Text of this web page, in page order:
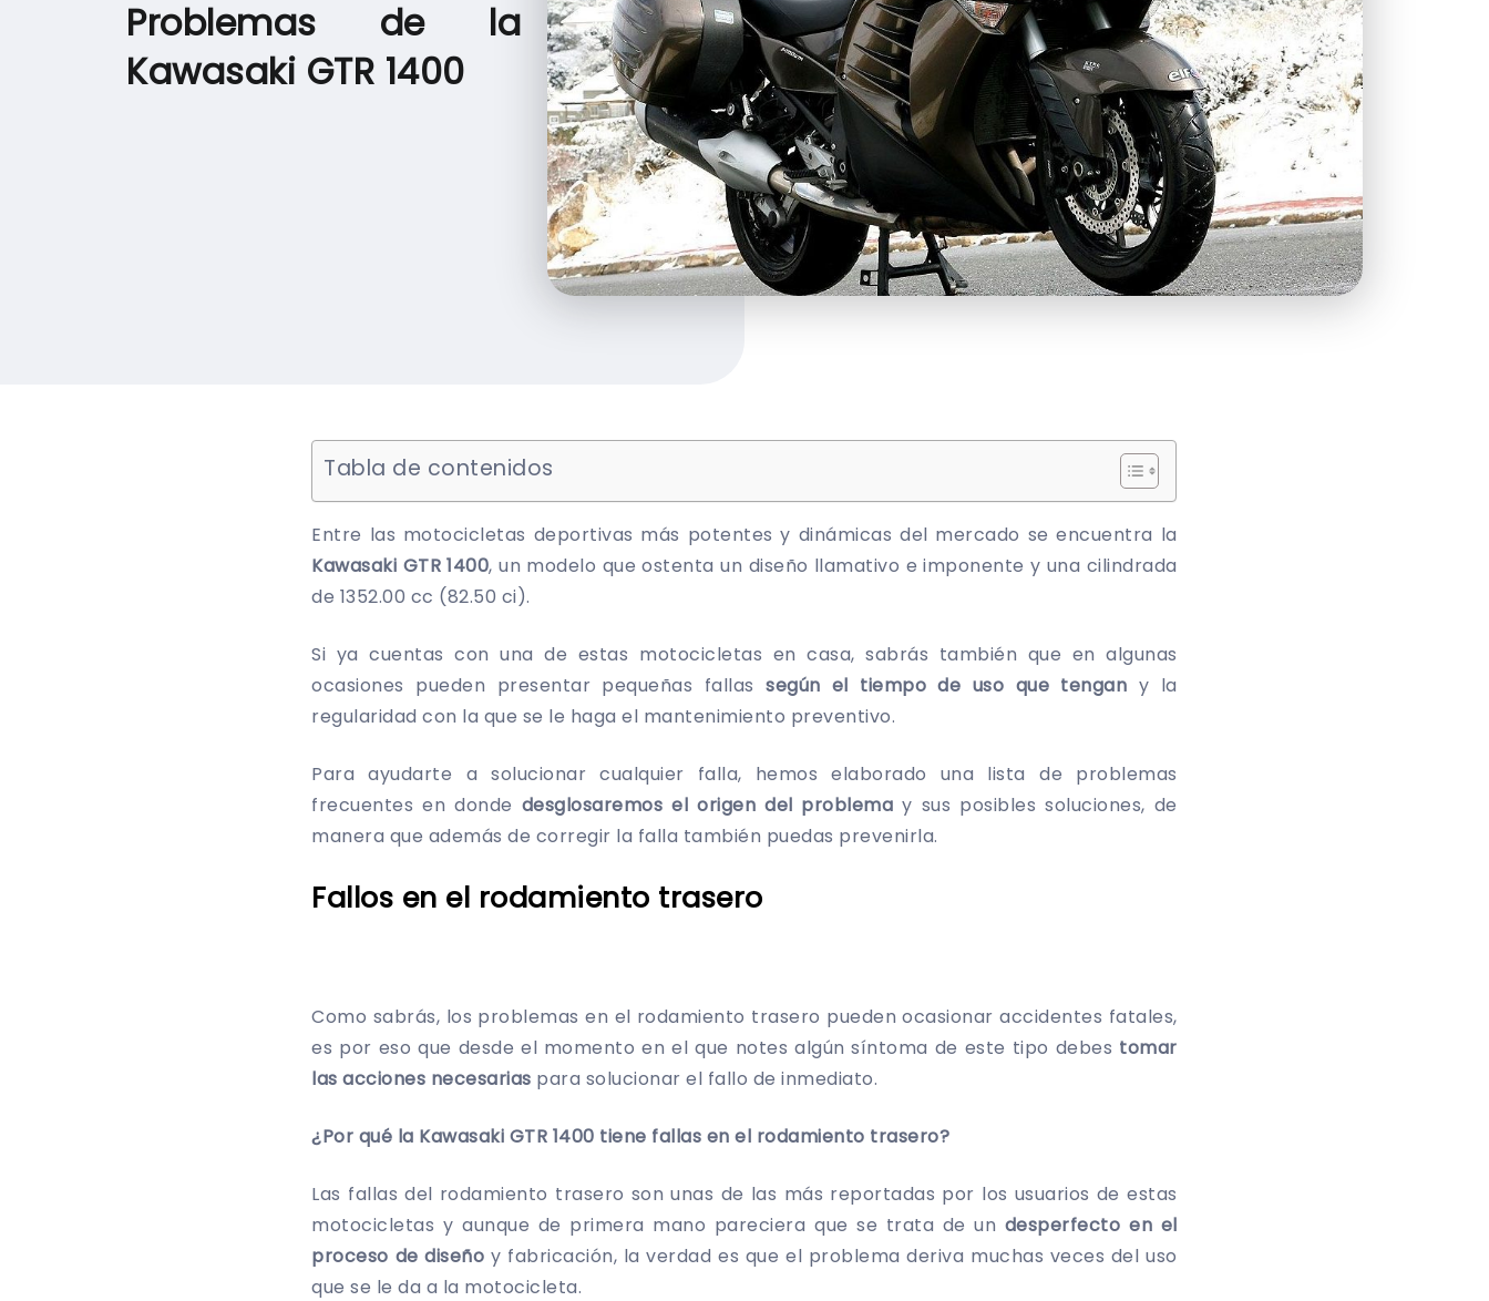
Problemas de la
Kawasaki GTR 1400
Tabla de contenidos
Entre las motocicletas deportivas más potentes y dinámicas del mercado se encuentra la
Kawasaki GTR 1400, un modelo que ostenta un diseño llamativo e imponente y una cilindrada
de 1352.00 cc (82.50 ci).
Si ya cuentas con una de estas motocicletas en casa, sabrás también que en algunas
ocasiones pueden presentar pequeñas fallassegún el tiempo de uso que tengan y la
regularidad con la que se le haga el mantenimiento preventivo.
Para ayudarte a solucionar cualquier falla, hemos elaborado una lista de problemas
frecuentes en donde desglosaremos el origen del problema y sus posibles soluciones, de
manera que además de corregir la falla también puedas prevenirla.
Fallos en el rodamiento trasero
Como sabrás, los problemas en el rodamiento trasero pueden ocasionar accidentes fatales,
es por eso que desde el momento en el que notes algún síntoma de este tipo debes tomar
las acciones necesarias para solucionar el fallo de inmediato.
¿Por qué la Kawasaki GTR 1400 tiene fallas en el rodamiento trasero?
Las fallas del rodamiento trasero son unas de las más reportadas por los usuarios de estas
motocicletas y aunque de primera mano pareciera que se trata de un desperfecto en el
proceso de diseño y fabricación, la verdad es que el problema deriva muchas veces del uso
que se le da a la motocicleta.